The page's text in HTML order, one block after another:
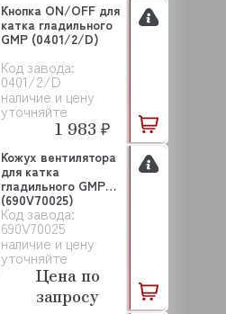
Код завода:
0401/2/D
наличие и цену
уточняйте
Кнопка ON/OFF для
катка гладильного
GMP (0401/2/D)
1 983 ₽
Код завода:
690V70025
наличие и цену
уточняйте
Кожух вентилятора
для катка
гладильного GMP
(690V70025)
Цена по
запросу